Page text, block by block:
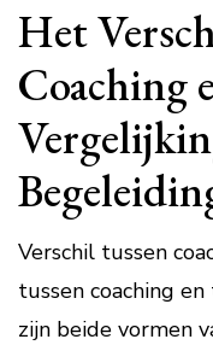
Het
Coaching
Verschil tussen
tussen coaching
zijn beide vormen